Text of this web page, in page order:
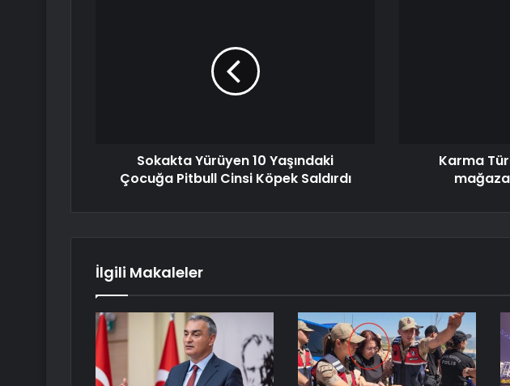
Sokakta Yürüyen 10 Yaşındaki
Çocuğa Pitbull Cinsi Köpek Saldırdı
Karma
İlgili Makaleler